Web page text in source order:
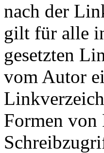
nach der
gilt für alle
gesetzten
vom Autor
Formen von